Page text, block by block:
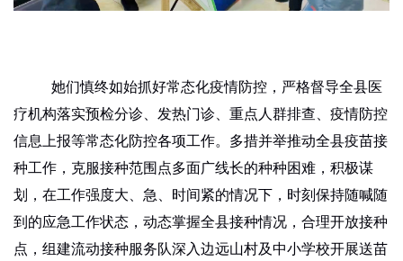
她们慎终如始抓好常态化疫情防控 ， 严格督导全县医
疗机构落实预检分诊、发热门诊、重点人群排查、疫情防控
信息上报等常态化防控各项工作。 多措并举推动全县疫苗接
种工作， 克服接种范围点多面广线长的种种困难，积极谋
划，在工作强度大、急、时间紧的情况下，时刻保持随喊随
到的应急工作状态，动态掌握全县接种情况，合理开放接种
点，组建流动接种服务队深入边远山村及中小学校开展送苗